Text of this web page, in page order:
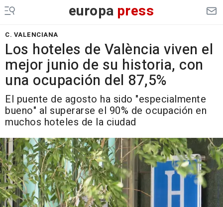
europa press
C. VALENCIANA
Los hoteles de València viven el
mejor junio de su historia, con
una ocupación del 87,5%
El puente de agosto ha sido "especialmente
bueno" al superarse el 90% de ocupación en
muchos hoteles de la ciudad